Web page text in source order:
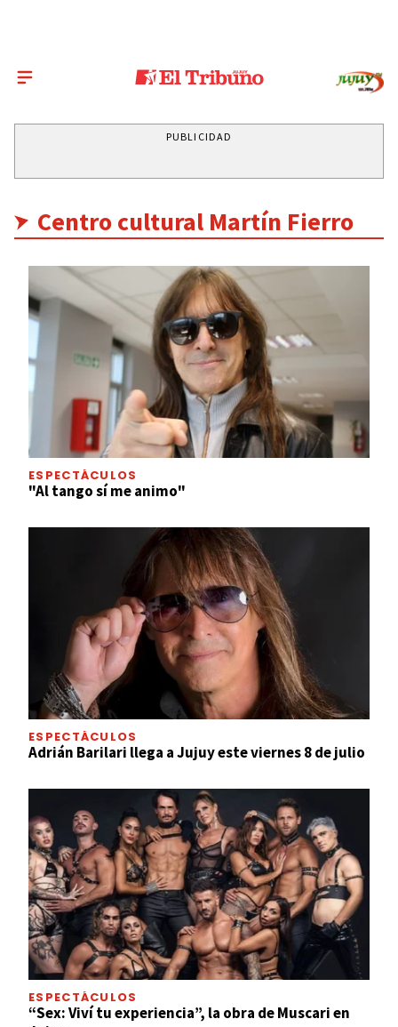
PUBLICIDAD
Centro cultural Martín Fierro
ESPECTÁCULOS
"Al tango sí me animo"
ESPECTÁCULOS
Adrián Barilari llega a Jujuy este viernes 8 de julio
ESPECTÁCULOS
“Sex: Viví tu experiencia”, la obra de Muscari en